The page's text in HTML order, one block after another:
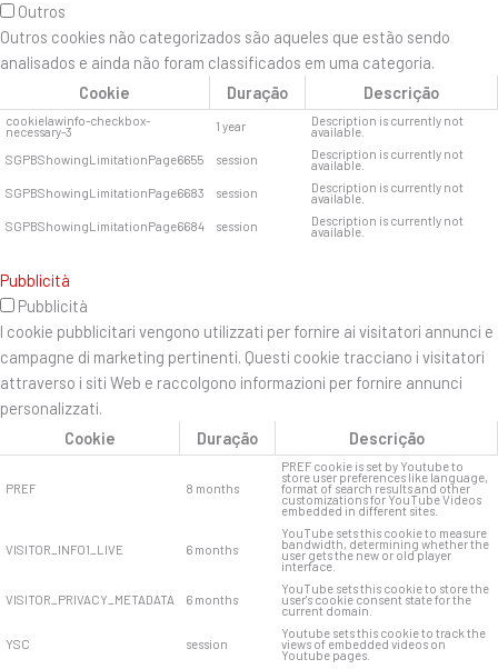
Outros
Outros cookies não categorizados são aqueles que estão sendo
analisados ​​e ainda não foram classificados em uma categoria.
Cookie
Duração Descrição
cookielawinfo-checkbox-
necessary-3 1 year Description is currently not
available.
SGPBShowingLimitationPage6655
session Description is currently not
available.
SGPBShowingLimitationPage6683
session Description is currently not
available.
SGPBShowingLimitationPage6684
session Description is currently not
available.
Pubblicità
Pubblicità
I cookie pubblicitari vengono utilizzati per fornire ai visitatori annunci e
campagne di marketing pertinenti. Questi cookie tracciano i visitatori
attraverso i siti Web e raccolgono informazioni per fornire annunci
personalizzati.
Cookie
Duração Descrição
PREF 8 months
PREF cookie is set by Youtube to
store user preferences like language,
format of search results and other
customizations for YouTube Videos
embedded in different sites.
VISITOR_INFO1_LIVE 6 months
YouTube sets this cookie to measure
bandwidth, determining whether the
user gets the new or old player
interface.
VISITOR_PRIVACY_METADATA 6 months
YouTube sets this cookie to store the
user's cookie consent state for the
current domain.
YSC session
Youtube sets this cookie to track the
views of embedded videos on
Youtube pages.